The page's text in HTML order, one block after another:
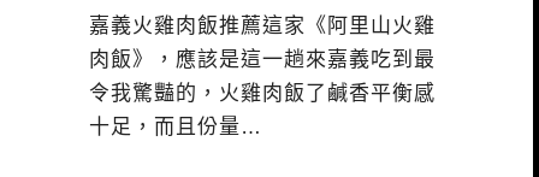
嘉義火雞肉飯推薦這家《阿里山火雞
肉飯》，應該是這一趟來嘉義吃到最
令我驚豔的，火雞肉飯了鹹香平衡感
十足，而且份量…